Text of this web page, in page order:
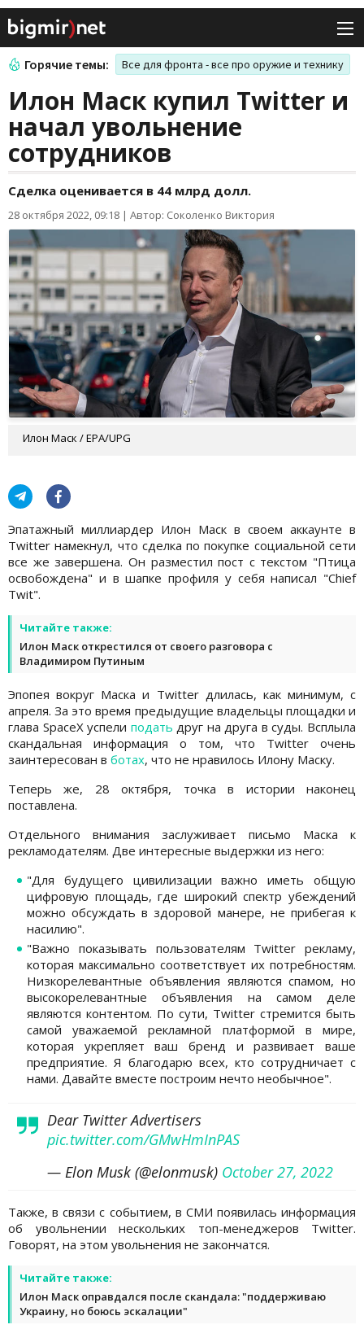
Горячие темы: Все для фронта - все про оружие и технику
Илон Маск купил Twitter и
начал увольнение
сотрудников
Сделка оценивается в 44 млрд долл.
28 октября 2022, 09:18 | Автор: Соколенко Виктория
Илон Маск / EPA/UPG
Эпатажный миллиардер Илон Маск в своем аккаунте в
Twitter намекнул, что сделка по покупке социальной сети
все же завершена. Он разместил пост с текстом "Птица
освобождена" и в шапке профиля у себя написал "Chief
Twit".
Читайте также:
Илон Маск открестился от своего разговора с
Владимиром Путиным
Эпопея вокруг Маска и Twitter длилась, как минимум, с
апреля. За это время предыдущие владельцы площадки и
глава SpaceX успели подать друг на друга в суды. Всплыла
скандальная информация о том, что Twitter очень
заинтересован в ботах, что не нравилось Илону Маску.
Теперь же, 28 октября, точка в истории наконец
поставлена.
Отдельного внимания заслуживает письмо Маска к
рекламодателям. Две интересные выдержки из него:
"Для будущего цивилизации важно иметь общую
цифровую площадь, где широкий спектр убеждений
можно обсуждать в здоровой манере, не прибегая к
насилию".
"Важно показывать пользователям Twitter рекламу,
которая максимально соответствует их потребностям.
Низкорелевантные объявления являются спамом, но
высокорелевантные объявления на самом деле
являются контентом. По сути, Twitter стремится быть
самой уважаемой рекламной платформой в мире,
которая укрепляет ваш бренд и развивает ваше
предприятие. Я благодарю всех, кто сотрудничает с
нами. Давайте вместе построим нечто необычное".
Dear Twitter Advertisers
pic.twitter.com/GMwHmInPAS
— Elon Musk (@elonmusk) October 27, 2022
Также, в связи с событием, в СМИ появилась информация
об увольнении нескольких топ-менеджеров Twitter.
Говорят, на этом увольнения не закончатся.
Читайте также:
Илон Маск оправдался после скандала: "поддерживаю
Украину, но боюсь эскалации"